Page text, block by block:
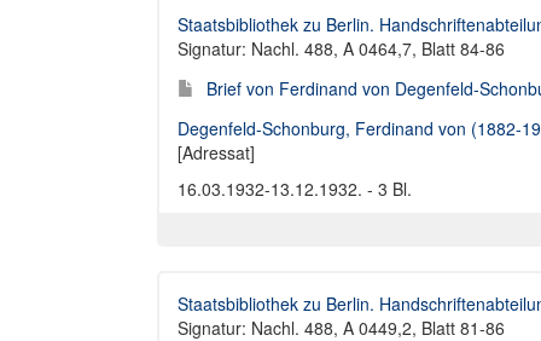
Staatsbibliothek zu Berlin.
Signatur: Nachl. 488, A 0464,7, Blatt 84-86
Brief von Ferdinand von Degenfeld-
Degenfeld-Schonburg, Ferdinand von (1882-
[Adressat]
16.03.1932-13.12.1932. - 3 Bl.
Staatsbibliothek zu Berlin.
Signatur: Nachl. 488, A 0449,2, Blatt 81-86